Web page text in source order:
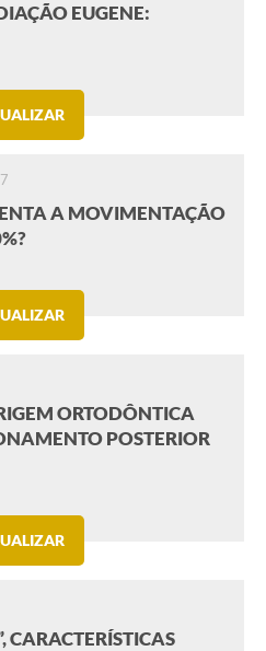
EUGENE:
A MOVIMENTAÇÃO
ORTODÔNTICA
POSTERIOR
CARACTERÍSTICAS